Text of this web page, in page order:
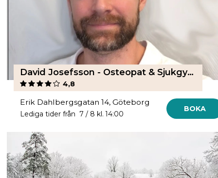
David Josefsson - Osteopat & Sjukgymnast
4,8
Erik Dahlbergsgatan 14, Göteborg
Lediga tider från 7 / 8 kl. 14:00
BOKA